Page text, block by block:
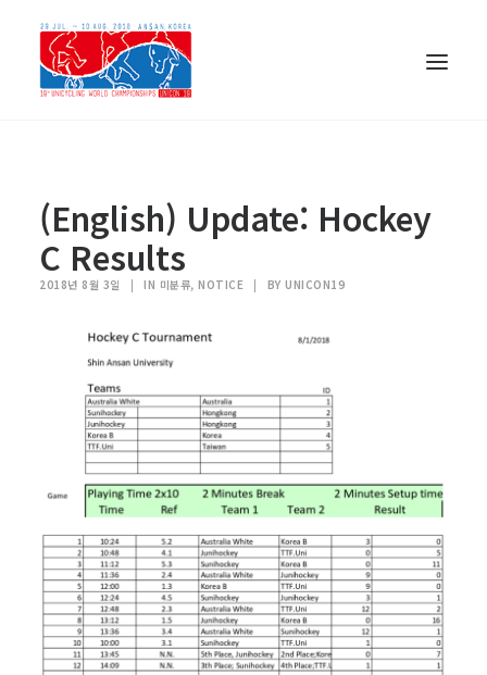
한국어
(English) Update: Hockey
C Results
2018년 8월 3일 | IN 미분류, NOTICE | BY UNICON19